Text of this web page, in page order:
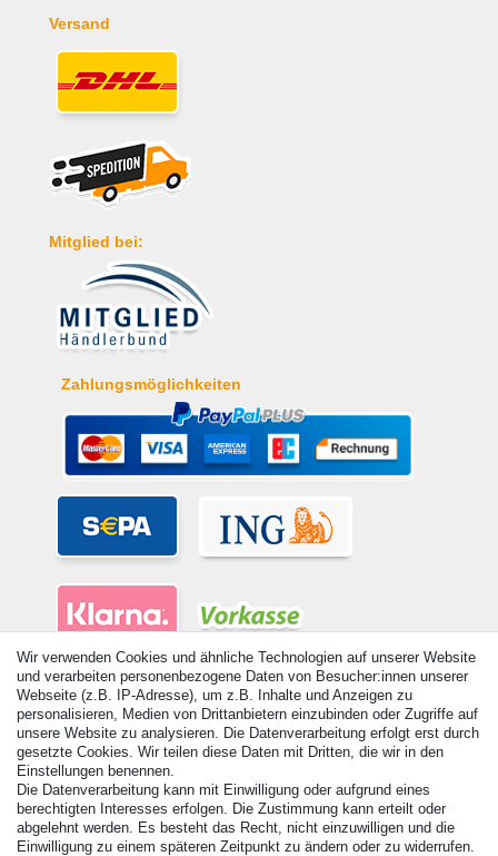
Versand
Mitglied bei:
Zahlungsmöglichkeiten
© Copyright 2026 | Alle Rechte vorbehalten. - Alle Rechte vorbehalten.
Preisangaben inkl. gesetzl. 19% MwSt. | Grundpreise siehe Artikeldetail | *Gilt für
Lieferungen nach Deutschland!
Vertrag widerrufen Kontakt
Wir verwenden Cookies und ähnliche Technologien auf unserer Website
und verarbeiten personenbezogene Daten von Besucher:innen unserer
Webseite (z.B. IP-Adresse), um z.B. Inhalte und Anzeigen zu
personalisieren, Medien von Drittanbietern einzubinden oder Zugriffe auf
unsere Website zu analysieren. Die Datenverarbeitung erfolgt erst durch
gesetzte Cookies. Wir teilen diese Daten mit Dritten, die wir in den
Einstellungen benennen.
Die Datenverarbeitung kann mit Einwilligung oder aufgrund eines
berechtigten Interesses erfolgen. Die Zustimmung kann erteilt oder
abgelehnt werden. Es besteht das Recht, nicht einzuwilligen und die
Einwilligung zu einem späteren Zeitpunkt zu ändern oder zu widerrufen.